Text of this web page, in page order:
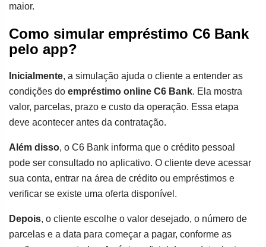
maior.
Como simular empréstimo C6 Bank
pelo app?
Inicialmente, a simulação ajuda o cliente a entender as
condições do empréstimo online C6 Bank. Ela mostra
valor, parcelas, prazo e custo da operação. Essa etapa
deve acontecer antes da contratação.
Além disso, o C6 Bank informa que o crédito pessoal
pode ser consultado no aplicativo. O cliente deve acessar
sua conta, entrar na área de crédito ou empréstimos e
verificar se existe uma oferta disponível.
Depois, o cliente escolhe o valor desejado, o número de
parcelas e a data para começar a pagar, conforme as